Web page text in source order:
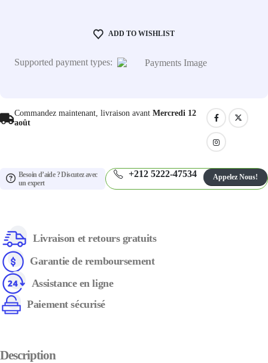
ADD TO WISHLIST
Supported payment types:
Commandez maintenant, livraison avant Mercredi 12
août
Besoin d’aide ? Discutez avec
un expert
+212 5222-47534 Appelez Nous!
Livraison et retours gratuits
Garantie de remboursement
Assistance en ligne
Paiement sécurisé
Description